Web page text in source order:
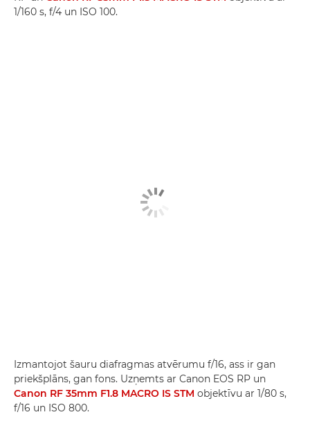
1/160 s, f/4 un ISO 100.
Izmantojot šauru diafragmas atvērumu f/16, ass ir gan
priekšplāns, gan fons. Uzņemts ar Canon EOS RP un
Canon RF 35mm F1.8 MACRO IS STM objektīvu ar 1/80 s,
f/16 un ISO 800.